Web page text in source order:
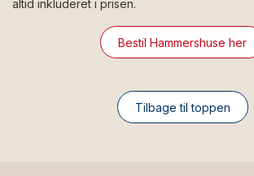
altid inkluderet i prisen.
Bestil Hammershuse her
Tilbage til toppen